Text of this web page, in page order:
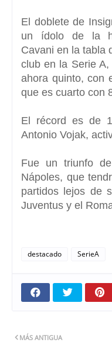
El doblete de
un ídolo de la
Cavani en la tabla
club en la Serie
ahora quinto, con
que es cuarto con
El récord es de
Antonio Vojak,
Fue un triunfo
Nápoles, que
partidos lejos de
Juventus y el
destacado SerieA
MÁS ANTIGUA